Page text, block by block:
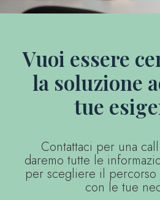
Vuoi essere
la soluzione
tue
Contattaci per una
daremo tutte le
per scegliere il
con le tue